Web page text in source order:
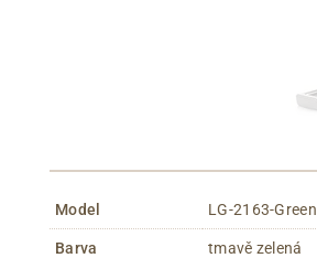
Model LG-2163-Green
Barva tmavě zelená